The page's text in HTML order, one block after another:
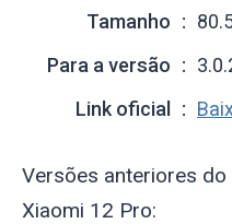
Tamanho
Para a versão
Link oficial
Versões anteriores
Xiaomi 12 Pro: